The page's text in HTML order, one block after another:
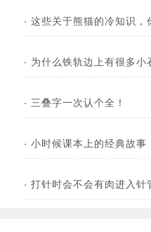
· 这些关于熊猫的冷知识，
· 为什么铁轨边上有很多小
· 三叠字一次认个全！
· 小时候课本上的经典故事
· 打针时会不会有肉进入针